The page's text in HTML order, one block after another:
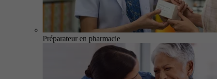
Préparateur en pharmacie